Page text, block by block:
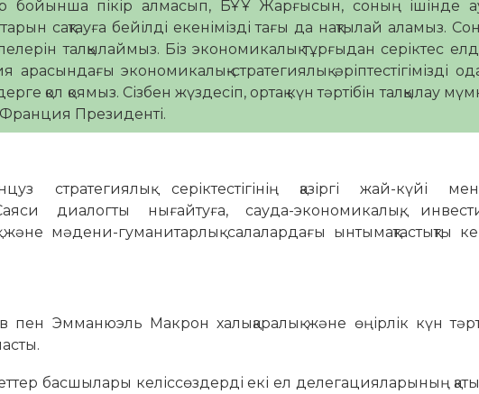
бойынша пікір алмасып, БҰҰ Жарғысын, соның ішінде
сақтауға бейілді екенімізді тағы да нақтылай аламыз.
талқылаймыз. Біз экономикалық тұрғыдан серіктес
экономикалық-стратегиялық әріптестігімізді
қол қоямыз. Сізбен жүздесіп, ортақ күн тәртібін талқылау
Президенті.
стратегиялық серіктестігінің қазіргі жай-күйі
диалогты нығайтуға, сауда-экономикалық,
және мәдени-гуманитарлық салалардағы ынтымақтастықты
Эмманюэль Макрон халықаралық және өңірлік күн
басшылары келіссөздерді екі ел делегацияларының